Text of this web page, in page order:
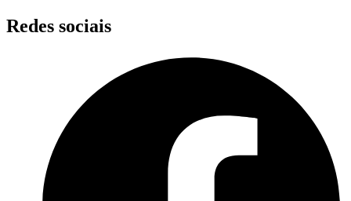
Skip
to
Redes sociais